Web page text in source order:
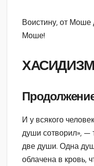
Воистину, от
Моше!
ХАСИДИЗМ
И у всякого
души сотворил», —
две души. Одна
облачена в кровь,